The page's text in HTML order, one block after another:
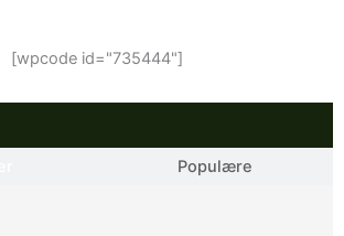
[wpcode id="735444"]
Populære